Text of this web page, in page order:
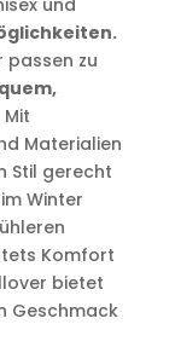
und
passen zu
Materialien
Stil gerecht
Winter
Komfort
bietet
Geschmack